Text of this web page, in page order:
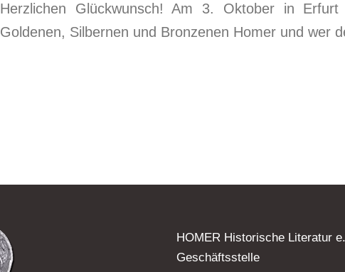
Herzlichen Glückwunsch! Am 3. Oktober in
Goldenen, Silbernen und Bronzenen Homer und wer
HOMER Historische Literatur
Geschäftsstelle